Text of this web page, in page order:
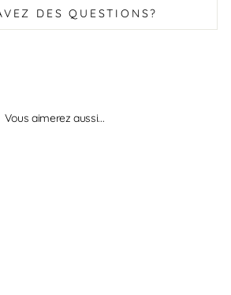
DES QUESTIONS?
Vous aimerez aussi...